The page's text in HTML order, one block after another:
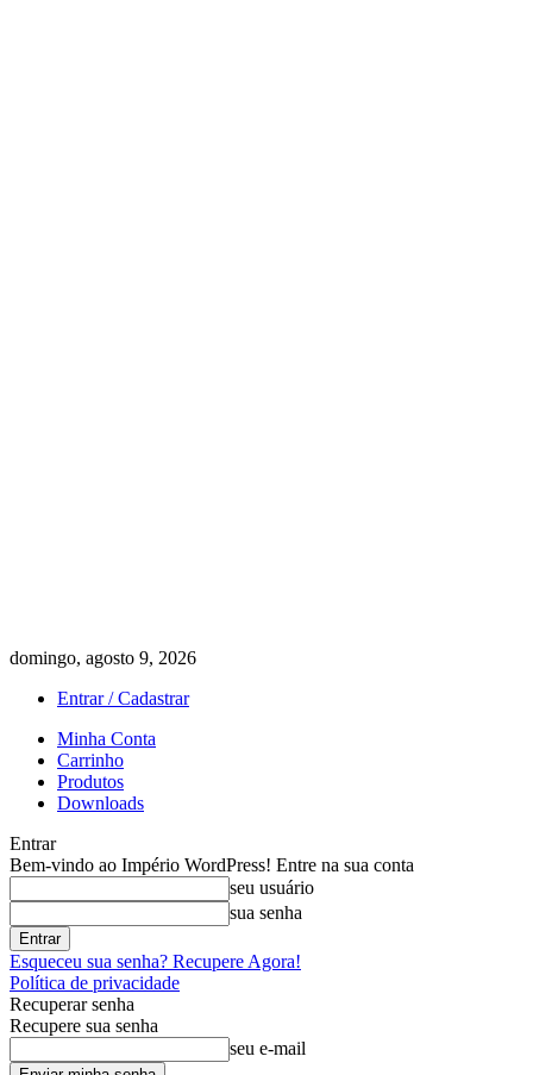
domingo, agosto 9, 2026
Entrar / Cadastrar
Minha Conta
Carrinho
Produtos
Downloads
Entrar
Bem-vindo ao Império WordPress! Entre na sua conta
seu usuário
sua senha
Esqueceu sua senha? Recupere Agora!
Política de privacidade
Recuperar senha
Recupere sua senha
seu e-mail